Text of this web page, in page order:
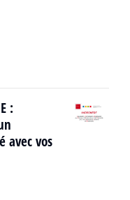
:
avec vos